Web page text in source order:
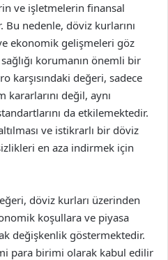
ve işletmelerin finansal
Bu nedenle, döviz kurlarını
ekonomik gelişmeleri göz
korumanın önemli bir
karşısındaki değeri, sadece
kararlarını değil, aynı
da etkilemektedir.
ve istikrarlı bir döviz
en aza indirmek için
döviz kurları üzerinden
koşullara ve piyasa
değişkenlik göstermektedir.
para birimi olarak kabul edilir